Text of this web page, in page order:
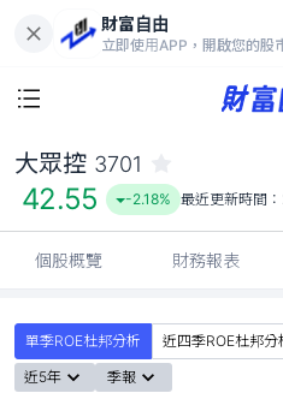
財富自由
立即使用APP，開啟您的股
42.55
-
大眾控 3701
42.55 -2.18% 最近更新時間：
個股概覽 財務報表
單季ROE杜邦分析
近四季ROE杜邦分
近5年
季報